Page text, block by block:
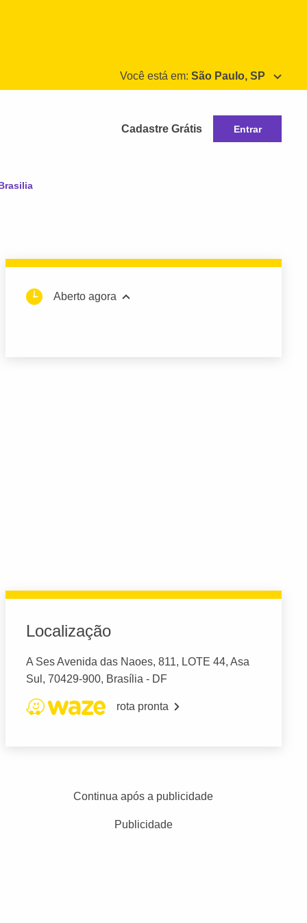
Você está em: São Paulo, SP
Cadastre Grátis Entrar
Aberto agora
Localização
A Ses Avenida das Naoes, 811, LOTE 44, Asa
Sul, 70429-900, Brasília - DF
rota pronta
Continua após a publicidade
Publicidade